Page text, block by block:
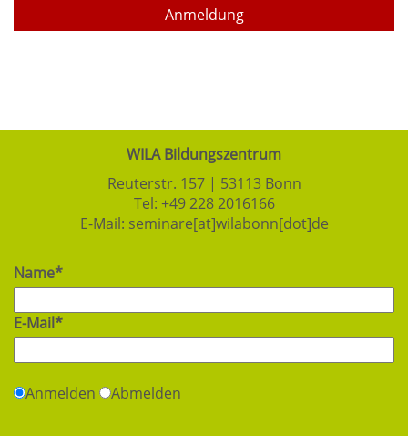
Anmeldung
WILA Bildungszentrum
Reuterstr. 157 | 53113 Bonn
Tel: +49 228 2016166
E-Mail: seminare[at]wilabonn[dot]de
Name*
E-Mail*
Anmelden Abmelden